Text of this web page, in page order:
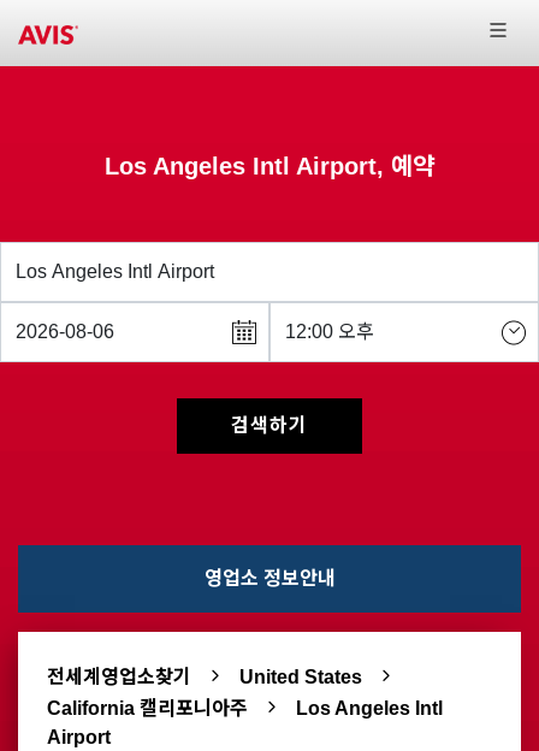
Los Angeles Intl Airport, 예약
검색하기
영업소 정보안내
전세계영업소찾기
United States
California 캘리포니아주
Los Angeles Intl
Airport